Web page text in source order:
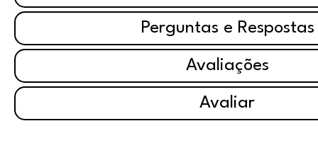
Perguntas e Respostas
Avaliações
Avaliar